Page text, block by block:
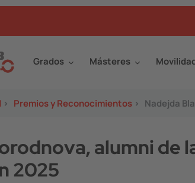
Grados Másteres
> Premios y Reconocimientos > Nadejda
alumni de
2025